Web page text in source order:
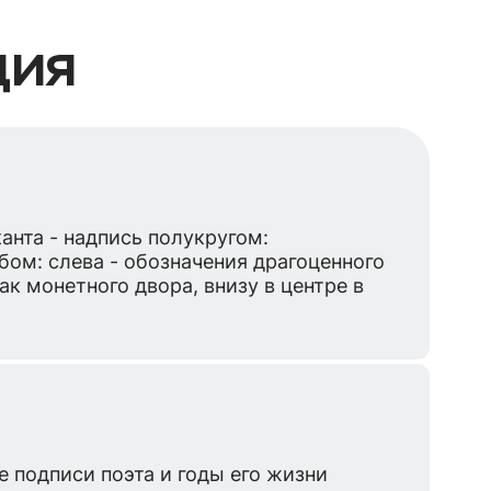
- надпись полукругом:
слева - обозначения драгоценного
монетного двора, внизу в центре в
поэта и годы его жизни